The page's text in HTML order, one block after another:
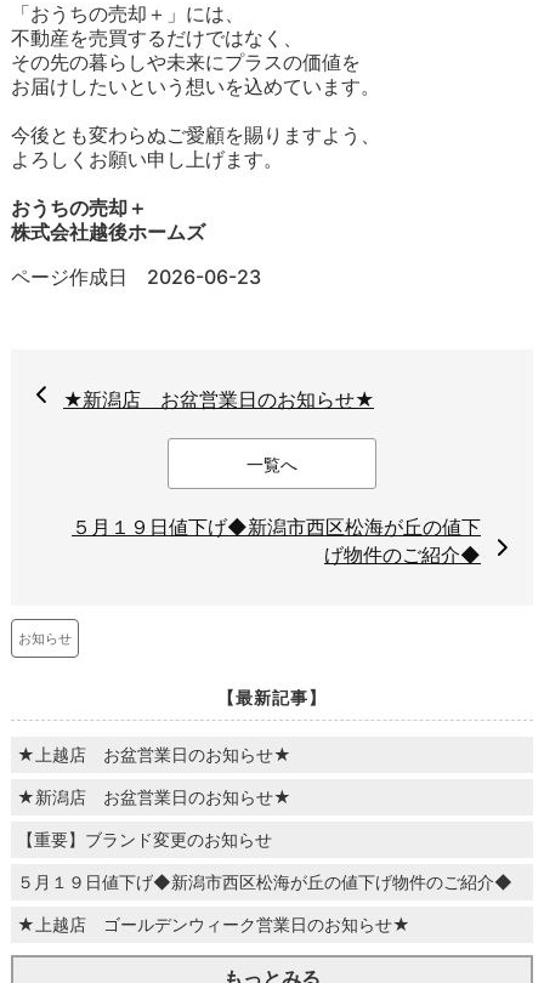
「おうちの売却＋」には、
不動産を売買するだけではなく、
その先の暮らしや未来にプラスの価値を
お届けしたいという想いを込めています。
今後とも変わらぬご愛顧を賜りますよう、
よろしくお願い申し上げます。
おうちの売却＋
株式会社越後ホームズ
ページ作成日 2026-06-23
★新潟店 お盆営業日のお知らせ★
一覧へ
５月１９日値下げ◆新潟市西区松海が丘の値下
げ物件のご紹介◆
お知らせ
【最新記事】
★上越店 お盆営業日のお知らせ★
★新潟店 お盆営業日のお知らせ★
【重要】ブランド変更のお知らせ
５月１９日値下げ◆新潟市西区松海が丘の値下げ物件のご紹介◆
★上越店 ゴールデンウィーク営業日のお知らせ★
もっとみる